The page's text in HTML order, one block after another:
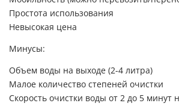
Простота использования
Невысокая цена
Минусы:
Объем воды на выходе (2-4 литра)
Малое количество степеней очистки
Скорость очистки воды от 2 до 5 минут